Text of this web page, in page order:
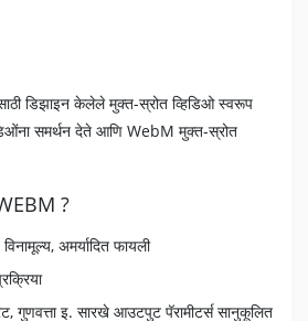
डिझाइन केलेले मुक्त-स्रोत व्हिडिओ स्वरूप
समर्थन देते आणि WebM मुक्त-स्रोत
?
अमर्यादित फायली
गुणवत्ता इ. सारखे आउटपुट पॅरामीटर्स सानुकूलित